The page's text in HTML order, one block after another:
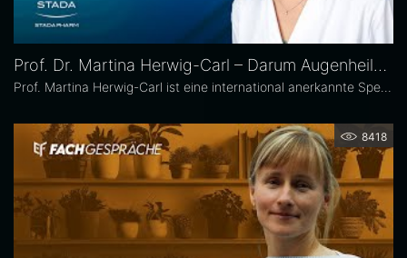
Prof. Dr. Martina Herwig-Carl – Darum Augenheilkunde
8418